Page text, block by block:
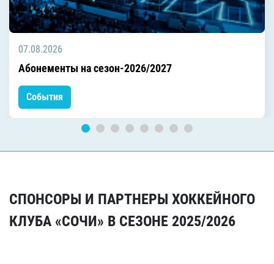
07.08.2026
Абонементы на сезон-2026/2027
События
СПОНСОРЫ И ПАРТНЕРЫ ХОККЕЙНОГО
КЛУБА «СОЧИ» В СЕЗОНЕ 2025/2026